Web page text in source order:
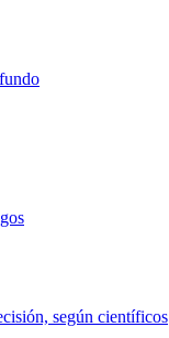
según científicos